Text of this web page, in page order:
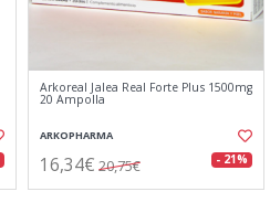
Arkoreal Jalea Real Forte Plus 1500mg
20 Ampolla
ARKOPHARMA
16,34€ 20,75€ - 21%